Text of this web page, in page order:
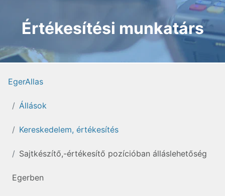
Értékesítési munkatárs
EgerAllas
Állások
Kereskedelem, értékesítés
Sajtkészítő,-értékesítő pozícióban álláslehetőség
Egerben